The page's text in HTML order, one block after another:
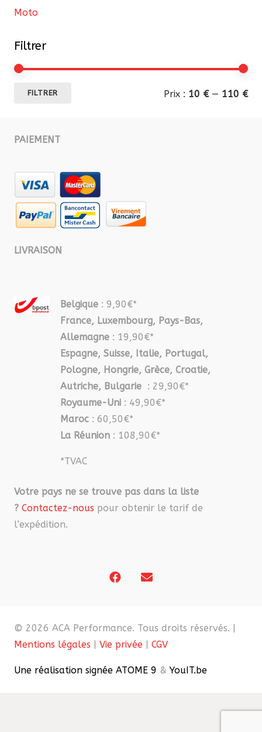
Moto
Filtrer
FILTRER Prix : 10 €— 110 €
PAIEMENT
LIVRAISON
Belgique : 9,90€*
France, Luxembourg, Pays-Bas,
Allemagne : 19,90€*
Espagne, Suisse, Italie, Portugal,
Pologne, Hongrie, Grèce, Croatie,
Autriche, Bulgarie : 29,90€*
Royaume-Uni : 49,90€*
Maroc : 60,50€*
La Réunion : 108,90€*
*TVAC
Votre pays ne se trouve pas dans la liste
? Contactez-nous pour obtenir le tarif de
l’expédition.
© 2026 ACA Performance. Tous droits réservés. |
Mentions légales | Vie privée | CGV
Une réalisation signée ATOME 9 & YouIT.be